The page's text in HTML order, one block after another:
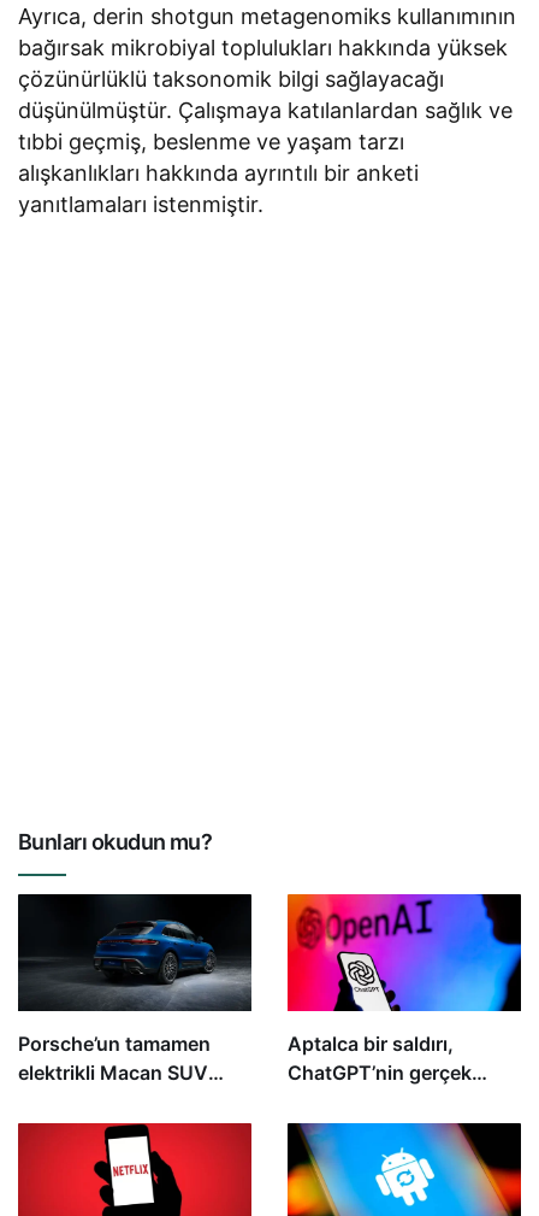
Ayrıca, derin shotgun metagenomiks kullanımının
bağırsak mikrobiyal toplulukları hakkında yüksek
çözünürlüklü taksonomik bilgi sağlayacağı
düşünülmüştür. Çalışmaya katılanlardan sağlık ve
tıbbi geçmiş, beslenme ve yaşam tarzı
alışkanlıkları hakkında ayrıntılı bir anketi
yanıtlamaları istenmiştir.
Bunları okudun mu?
Porsche’un tamamen
elektrikli Macan SUV
sahip
Aptalca bir saldırı,
ChatGPT’nin gerçek
e-posta adreslerini ifşa
etmesine neden oldu